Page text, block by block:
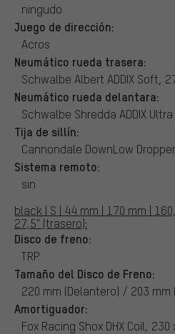
ningudo
Juego de dirección:
Acros
Neumático rueda trasera:
Schwalbe Albert ADDIX Soft,
Neumático rueda delantara:
Schwalbe Shredda ADDIX
Tija de sillín:
Cannondale DownLow Dropper
Sistema remoto:
sin
black | S | 44 mm | 170 mm |
27,5" (trasero):
Disco de freno:
TRP
Tamaño del Disco de Freno:
220 mm (Delantero) / 203 mm
Amortiguador:
Fox Racing Shox DHX Coil, 230